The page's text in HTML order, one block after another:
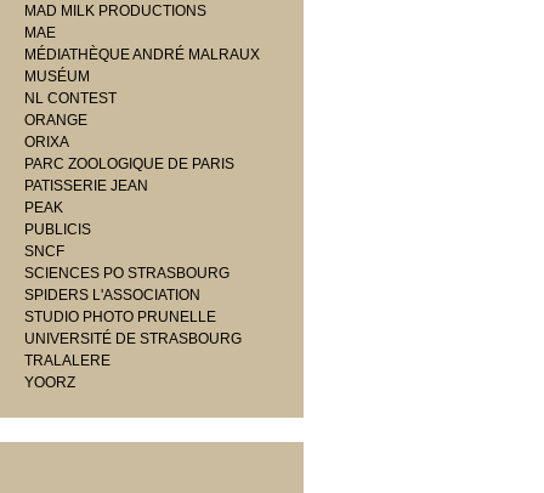
MAD MILK PRODUCTIONS
MAE
MÉDIATHÈQUE ANDRÉ MALRAUX
MUSÉUM
NL CONTEST
ORANGE
ORIXA
PARC ZOOLOGIQUE DE PARIS
PATISSERIE JEAN
PEAK
PUBLICIS
SNCF
SCIENCES PO STRASBOURG
SPIDERS L'ASSOCIATION
STUDIO PHOTO PRUNELLE
UNIVERSITÉ DE STRASBOURG
TRALALERE
YOORZ